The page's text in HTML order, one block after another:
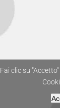
Fai clic su